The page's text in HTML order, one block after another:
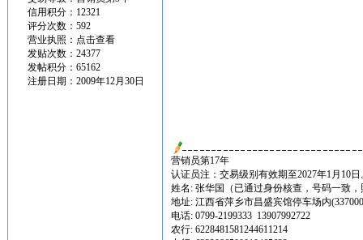
信用积分：12321
评分次数：592
营业执照： 点击查看
发贴次数：24377
发帖积分：65162
注册日期：2009年12月30日
营销员第17年
认证员注：交易级别有效期至2027年1月10日
姓名: 张华国（已通过身份核查，号码一致
地址: 江西省萍乡市昌盛宾馆停车场内
电话: 0799-2199333 13907992722
农行: 6228481581244611214